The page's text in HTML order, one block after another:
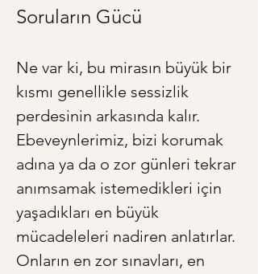
Soruların Gücü
Ne var ki, bu mirasın büyük bir
kısmı genellikle sessizlik
perdesinin arkasında kalır.
Ebeveynlerimiz, bizi korumak
adına ya da o zor günleri tekrar
anımsamak istemedikleri için
yaşadıkları en büyük
mücadeleleri nadiren anlatırlar.
Onların en zor sınavları, en